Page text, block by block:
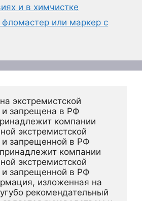
и в химчистке
фломастер или маркер с
экстремистской
и запрещена в РФ
компании
экстремистской
и запрещенной в РФ
компании
экстремистской
и запрещенной в РФ
изложенная на
рекомендательный